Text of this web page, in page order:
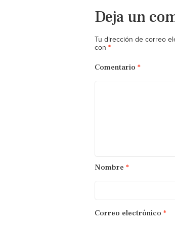
Deja un
Tu dirección de correo
con *
Comentario *
Nombre *
Correo electrónico *